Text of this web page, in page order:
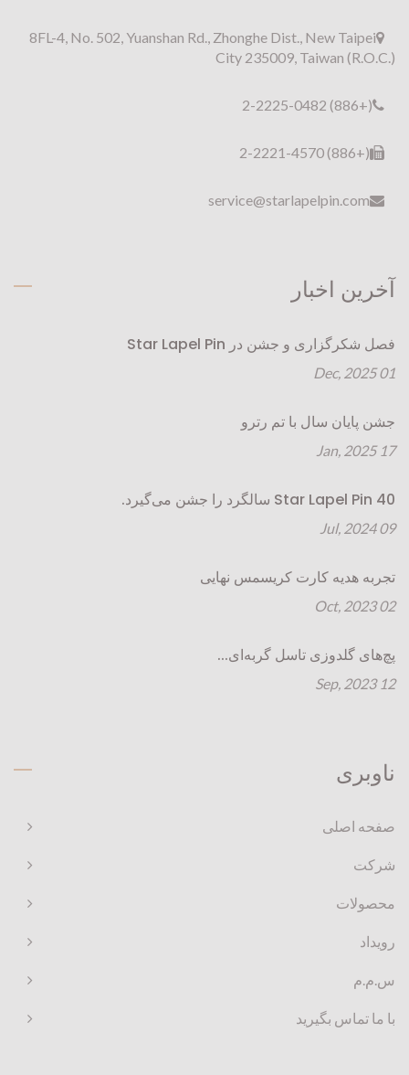
8FL-4, No. 502, Yuanshan Rd., Zhonghe Dist., New Taipei
City 235009, Taiwan (R.O.C.)
(+886) 2-2225-0482
(+886) 2-2221-4570
service@starlapelpin.com
آخرین اخبار
فصل شکرگزاری و جشن در Star Lapel Pin
01 Dec, 2025
جشن پایان سال با تم رترو
17 Jan, 2025
Star Lapel Pin 40 سالگرد را جشن می‌گیرد.
09 Jul, 2024
تجربه هدیه کارت کریسمس نهایی
02 Oct, 2023
پچ‌های گلدوزی تاسل گربه‌ای...
12 Sep, 2023
ناوبری
صفحه اصلی
شرکت
محصولات
رویداد
س.م.م
با ما تماس بگیرید